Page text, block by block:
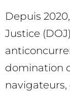
Depuis
Justice
domination